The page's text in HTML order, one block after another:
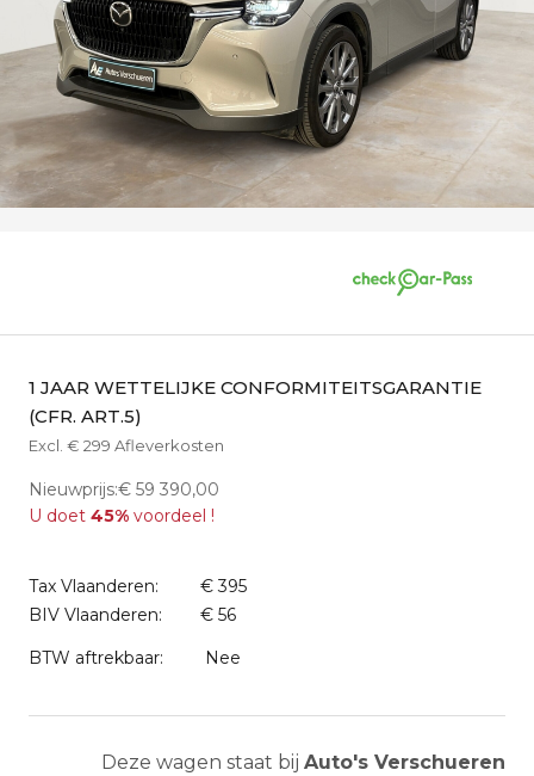
1 JAAR WETTELIJKE CONFORMITEITSGARANTIE
(CFR. ART.5)
Excl. € 299 Afleverkosten
Nieuwprijs:€ 59 390,00
U doet 45% voordeel !
Tax Vlaanderen:
€ 395
BIV Vlaanderen:
€ 56
BTW aftrekbaar:
Nee
Deze wagen staat bij Auto's Verschueren